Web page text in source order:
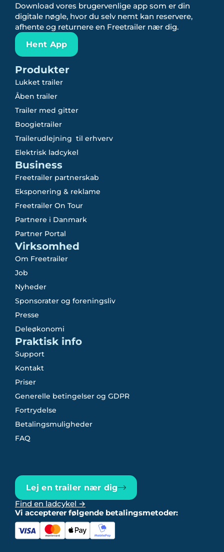
Download vores brugervenlige app som er din
digitale nøgle, hvor du selv nemt kan reservere,
afhente og returnere en Freetrailer nær dig.
Hent App
Produkter
Lukket trailer
Åben trailer
Trailer med gitter
Boogietrailer
Trailerudlejning til erhverv
Elektrisk ladcykel
Business
Freetrailer partnerskab
Eksponering & reklame
Freetrailer On Tour
Partnere i Danmark
Partner Portal
Virksomhed
Om Freetrailer
Job
Nyheder
Sponsorater og foreningsliv
Presse
Deleøkonomi
Praktisk info
Support
Kontakt
Priser
Generelle betingelser og GDPR
Fortrydelse
Betalingsmuligheder
FAQ
Lej en trailer nær dig
Find en ladcykel →
Vi accepterer følgende betalingsmetoder: